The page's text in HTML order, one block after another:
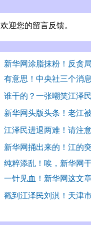
欢迎您的留言反馈。
新华网涂脂抹粉！反贪
有意思！中央社三个消
谁干的？一张嘲笑江泽
新华网头版头条！老江
江泽民进退两难！请注
新华网捅出来的！江的
纯粹添乱！唉，新华网
一针见血！新华网这文
戳到江泽民刘淇！天津